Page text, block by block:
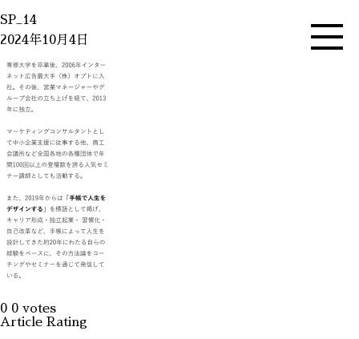
SP_14
2024年10月4日
0 0 votes
Article Rating